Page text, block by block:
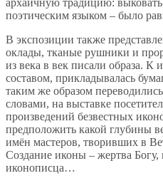
архаичную традицию: выковать
поэтическим языком – было
В экспозиции также
оклады, тканые рушники и
из века в век писали образа.
составом, прикладывалась
таким же образом
словами, на выставке
произведений безвестных
предположить какой глубины
имён мастеров, творивших в
Создание иконы – жертва
иконописца…